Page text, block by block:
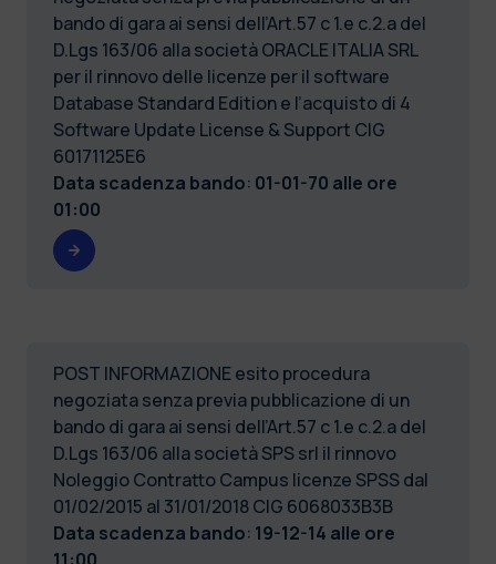
bando di gara ai sensi dell’Art.57 c 1.e c.2.a del
D.Lgs 163/06 alla società ORACLE ITALIA SRL
per il rinnovo delle licenze per il software
Database Standard Edition e l’acquisto di 4
Software Update License & Support CIG
60171125E6
Data scadenza bando: 01-01-70 alle ore
01:00
POST INFORMAZIONE esito procedura
negoziata senza previa pubblicazione di un
bando di gara ai sensi dell’Art.57 c 1.e c.2.a del
D.Lgs 163/06 alla società SPS srl il rinnovo
Noleggio Contratto Campus licenze SPSS dal
01/02/2015 al 31/01/2018 CIG 6068033B3B
Data scadenza bando: 19-12-14 alle ore